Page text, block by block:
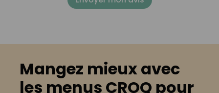
Mangez mieux avec
les menus CROQ pour